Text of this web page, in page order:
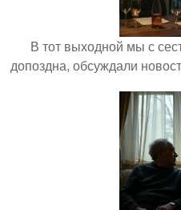
В тот выходной мы с
допоздна, обсуждали